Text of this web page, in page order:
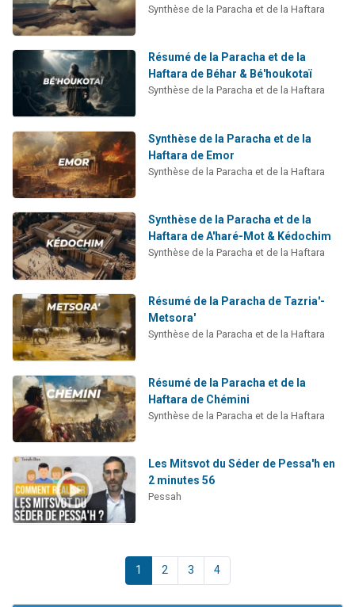
Synthèse de la Paracha et de la Haftara
Résumé de la Paracha et de la
Haftara de Béhar & Bé'houkotaï
Synthèse de la Paracha et de la Haftara
Synthèse de la Paracha et de la
Haftara de Emor
Synthèse de la Paracha et de la Haftara
Synthèse de la Paracha et de la
Haftara de A'haré-Mot & Kédochim
Synthèse de la Paracha et de la Haftara
Résumé de la Paracha de Tazria'-
Metsora'
Synthèse de la Paracha et de la Haftara
Résumé de la Paracha et de la
Haftara de Chémini
Synthèse de la Paracha et de la Haftara
Les Mitsvot du Séder de Pessa'h en
2 minutes 56
Pessah
1 2 3 4